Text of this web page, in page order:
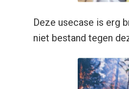
Deze usecase is erg
niet bestand tegen